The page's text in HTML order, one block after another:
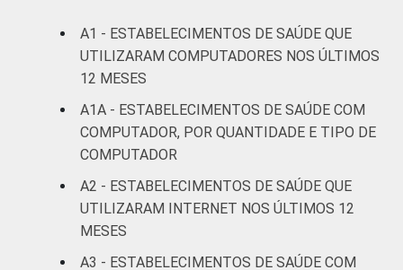
Serviço de
terapia
IDENTIFICAÇÃO DE
UNIDADE BÁSICA
DE SAÚDE
Não UBS 86
A1 - ESTABELECIMENTOS DE SAÚDE QUE
UTILIZARAM COMPUTADORES NOS ÚLTIMOS
12 MESES
A1A - ESTABELECIMENTOS DE SAÚDE COM
COMPUTADOR, POR QUANTIDADE E TIPO DE
COMPUTADOR
A2 - ESTABELECIMENTOS DE SAÚDE QUE
UTILIZARAM INTERNET NOS ÚLTIMOS 12
MESES
A3 - ESTABELECIMENTOS DE SAÚDE COM